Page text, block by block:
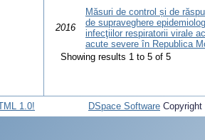
2016
Măsuri de control și de
de supraveghere
infecţiilor respiratorii virale
acute severe în Republica
Showing results 1 to 5 of 5
DSpace Software